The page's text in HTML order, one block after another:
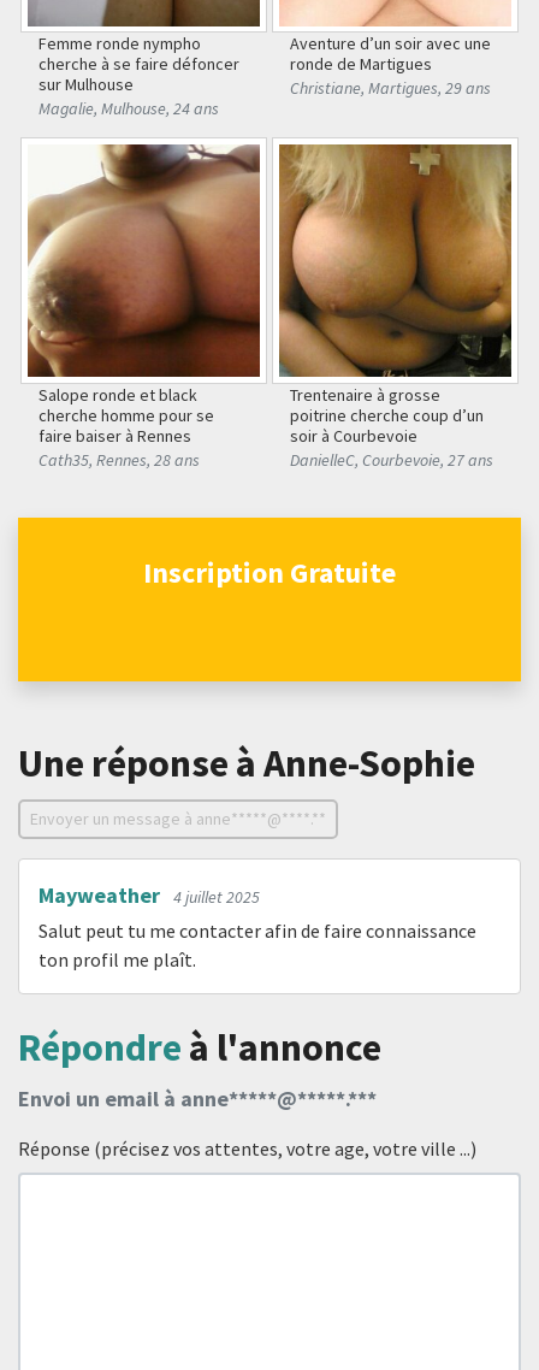
Femme ronde nympho
cherche à se faire défoncer
sur Mulhouse
Magalie,Mulhouse,24 ans
Aventure d’un soir avec une
ronde de Martigues
Christiane,Martigues,29 ans
Salope ronde et black
cherche homme pour se
faire baiser à Rennes
Cath35,Rennes,28 ans
Trentenaire à grosse
poitrine cherche coup d’un
soir à Courbevoie
DanielleC,Courbevoie,27 ans
Inscription Gratuite
Une réponse à Anne-Sophie
Envoyer un message à anne*****@****.**
Mayweather 4 juillet 2025
Salut peut tu me contacter afin de faire connaissance
ton profil me plaît.
Répondre à l'annonce
Envoi un email à anne*****@*****.***
Réponse (précisez vos attentes, votre age, votre ville ...)